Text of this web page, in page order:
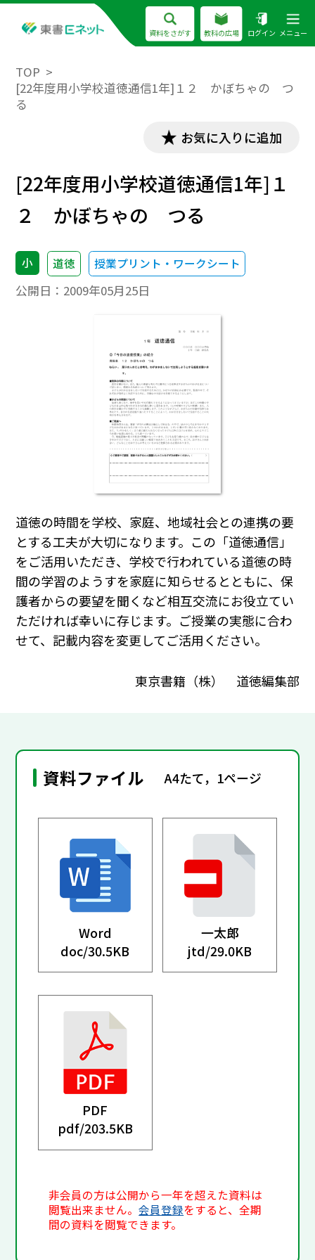
資料をさがす 教科の広場 ログイン メニュー
TOP
[22年度用小学校道徳通信1年]１２ かぼちゃの つ
る
お気に入りに追加
[22年度用小学校道徳通信1年]１
２ かぼちゃの つる
小 道徳 授業プリント・ワークシート
公開日： 2009年05月25日
道徳の時間を学校、家庭、地域社会との連携の要
とする工夫が大切になります。この「道徳通信」
をご活用いただき、学校で行われている道徳の時
間の学習のようすを家庭に知らせるとともに、保
護者からの要望を聞くなど相互交流にお役立てい
ただければ幸いに存じます。ご授業の実態に合わ
せて、記載内容を変更してご活用ください。
東京書籍（株） 道徳編集部
資料ファイル A4たて，1ページ
Word
doc/30.5KB
一太郎
jtd/29.0KB
PDF
pdf/203.5KB
非会員の方は公開から一年を超えた資料は
閲覧出来ません。会員登録をすると、全期
間の資料を閲覧できます。